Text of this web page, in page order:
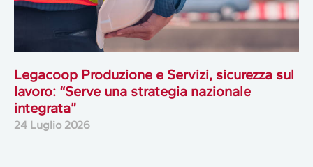
Legacoop Produzione e Servizi, sicurezza sul
lavoro: “Serve una strategia nazionale
integrata”
24 Luglio 2026